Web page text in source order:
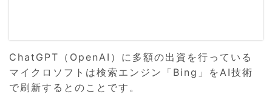
ChatGPT（OpenAI）に多額の出資を行っている
マイクロソフトは検索エンジン「Bing」をAI技術
で刷新するとのことです。